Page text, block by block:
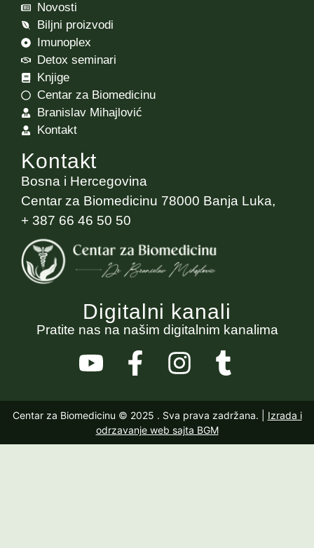
Novosti
Biljni proizvodi
Imunoplex
Detox seminari
Knjige
Centar za Biomedicinu
Branislav Mihajlović
Kontakt
Kontakt
Bosna i Hercegovina
Centar za Biomedicinu 78000 Banja Luka,
+ 387 66 46 50 50
Digitalni kanali
Pratite nas na našim digitalnim kanalima
Centar za Biomedicinu © 2025 . Sva prava zadržana. | Izrada i
odrzavanje web sajta BGM